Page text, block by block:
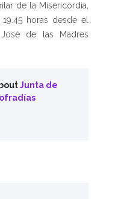
de la Misericordia,
horas desde el
de las Madres
Junta de